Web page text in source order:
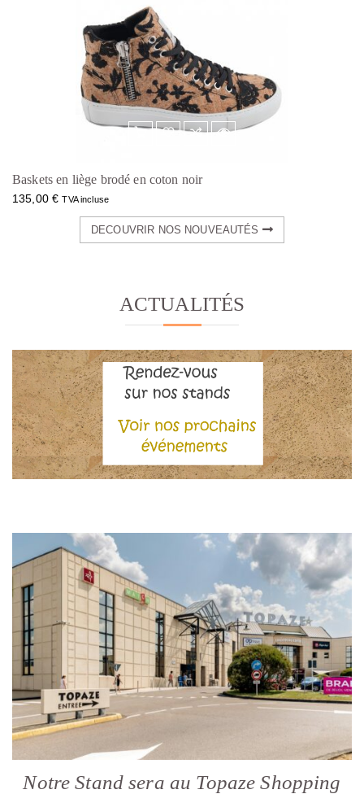
Baskets en liège brodé en coton noir
135,00€ TVA incluse
DECOUVRIR NOS NOUVEAUTÉS
ACTUALITÉS
Notre Stand sera au Topaze Shopping